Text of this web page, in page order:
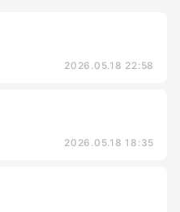
2026.05.18 22:58
2026.05.18 18:35